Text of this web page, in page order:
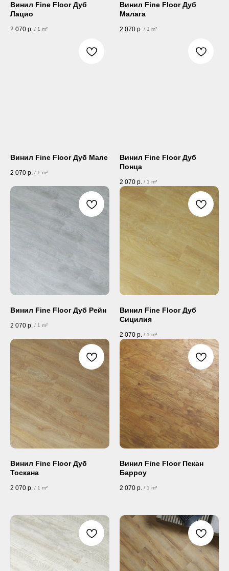
Винил Fine Floor Дуб
Лацио
2 070 р. / 1 m²
Винил Fine Floor Дуб
Малага
2 070 р. / 1 m²
Винил Fine Floor Дуб Мале
2 070 р. / 1 m²
Винил Fine Floor Дуб
Понца
2 070 р. / 1 m²
Винил Fine Floor Дуб Рейн
2 070 р. / 1 m²
Винил Fine Floor Дуб
Сицилия
2 070 р. / 1 m²
Винил Fine Floor Дуб
Тоскана
2 070 р. / 1 m²
Винил Fine Floor Пекан
Барроу
2 070 р. / 1 m²